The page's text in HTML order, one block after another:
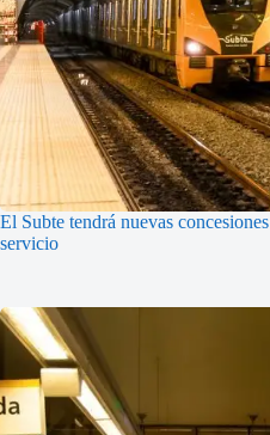
El Subte tendrá nuevas
servicio